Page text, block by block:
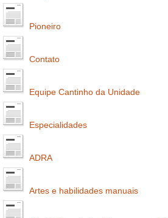
Pioneiro
Contato
Equipe Cantinho da Unidade
Especialidades
ADRA
Artes e habilidades manuais